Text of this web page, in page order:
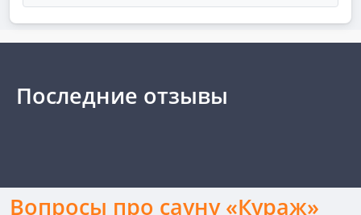
Последние отзывы
Вопросы про сауну «Кураж»